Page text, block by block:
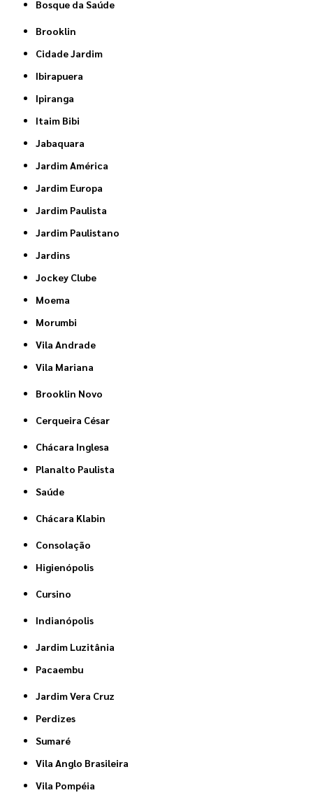
Bosque da Saúde
Brooklin
Cidade Jardim
Ibirapuera
Ipiranga
Itaim Bibi
Jabaquara
Jardim América
Jardim Europa
Jardim Paulista
Jardim Paulistano
Jardins
Jockey Clube
Moema
Morumbi
Vila Andrade
Vila Mariana
Brooklin Novo
Cerqueira César
Chácara Inglesa
Planalto Paulista
Saúde
Chácara Klabin
Consolação
Higienópolis
Cursino
Indianópolis
Jardim Luzitânia
Pacaembu
Jardim Vera Cruz
Perdizes
Sumaré
Vila Anglo Brasileira
Vila Pompéia